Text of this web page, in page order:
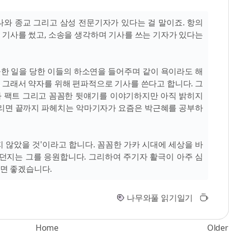
종교 그리고 삼성 전문기자가 있다는 걸 말이죠. 항의
사를 썼고, 소송을 생각하며 기사를 쓰는 기자가 있다는
일을 당한 이들의 하소연을 들어주며 같이 욕이라도 해
래서 약자를 위해 편파적으로 기사를 쓴다고 합니다. 그
트 그리고 꼼꼼한 뒷얘기를 이야기하지만 아직 밝히지
면 끝까지 파헤치는 악마기자가 요즘은 박근혜를 공부하
않았을 것'이라고 합니다. 꼼꼼한 가카 시대에 세상을 바
지는 그를 응원합니다. 그리하여 주기자 활극이 아주 심
좋겠습니다.
나무와풀 읽기일기
Older
Home